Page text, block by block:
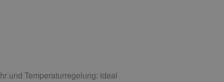
und Temperaturregelung: ideal